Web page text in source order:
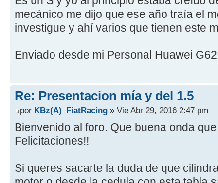
mecánico me dijo que ese año traía el
investigue y ahí varios que tienen este
Enviado desde mi Personal Huawei
Re: Presentacion mía y del 1.5
por KBz(A)_FiatRacing » Vie Abr 29, 2016 2:47 pm
Bienvenido al foro. Que buena onda
Felicitaciones!!
Si queres sacarte la duda de que